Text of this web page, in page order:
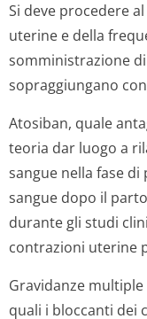
Si deve procedere
uterine e della
somministrazione
sopraggiungano
Atosiban, quale
teoria dar luogo a
sangue nella fase
sangue dopo il
durante gli studi
contrazioni uterine
Gravidanze
quali i bloccanti dei